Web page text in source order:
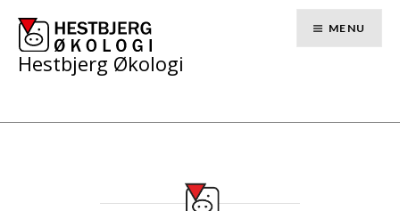
content
Hestbjerg Økologi
MENU